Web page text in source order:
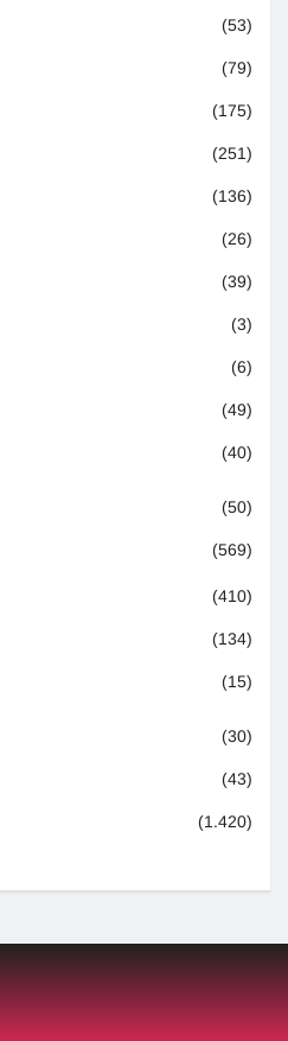
(53)
(79)
(175)
(251)
(136)
(26)
(39)
(3)
(6)
(49)
(40)
(50)
(569)
(410)
(134)
(15)
(30)
(43)
(1.420)